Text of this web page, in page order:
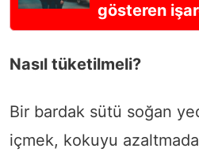
gösteren
Nasıl tüketilmeli?
Bir bardak sütü soğan
içmek, kokuyu